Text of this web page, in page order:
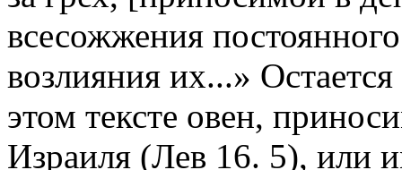
всесожжения
возлияния их...»
этом тексте овен,
Израиля (Лев 16. 5), или